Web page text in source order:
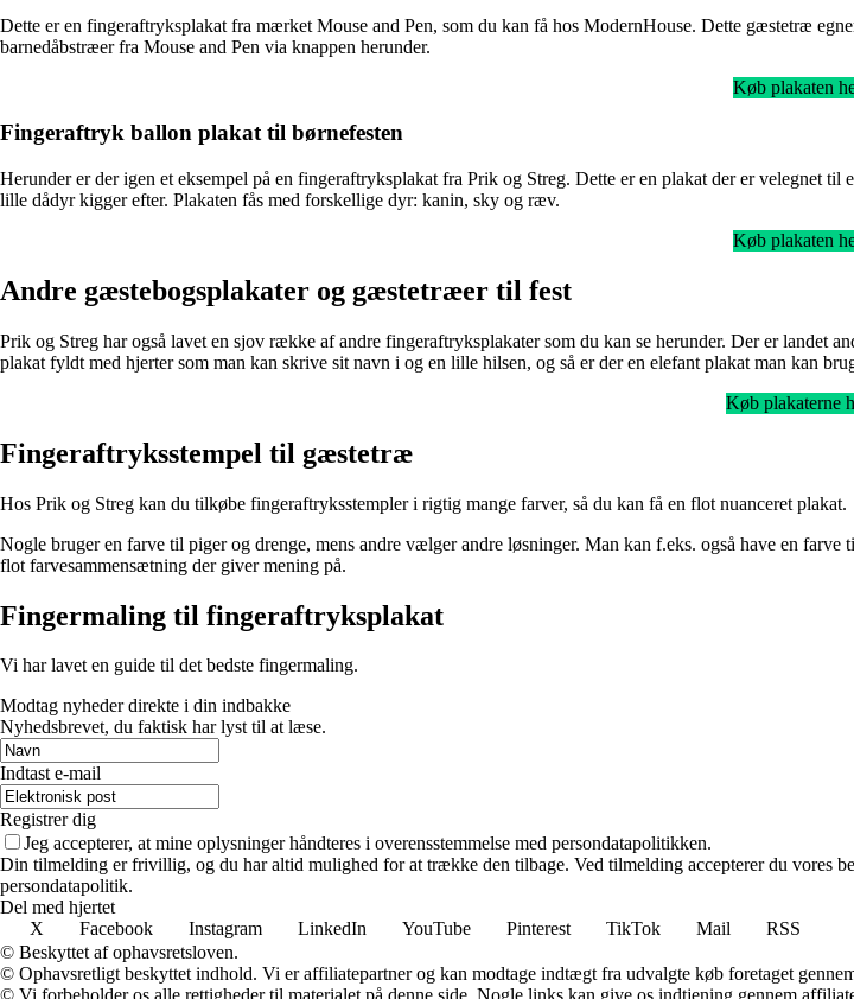
Dette er en fingeraftryksplakat fra mærket Mouse and Pen, som du kan få hos ModernHouse. Dette gæstetræ
barnedåbstræer fra Mouse and Pen via knappen herunder.
Køb plakaten
Fingeraftryk ballon plakat til børnefesten
Herunder er der igen et eksempel på en fingeraftryksplakat fra Prik og Streg. Dette er en plakat der er velegnet
lille dådyr kigger efter. Plakaten fås med forskellige dyr: kanin, sky og ræv.
Køb plakaten
Andre gæstebogsplakater og gæstetræer til fest
Prik og Streg har også lavet en sjov række af andre fingeraftryksplakater som du kan se herunder. Der er landet
plakat fyldt med hjerter som man kan skrive sit navn i og en lille hilsen, og så er der en elefant plakat man kan
Køb plakaterne
Fingeraftryksstempel til gæstetræ
Hos Prik og Streg kan du tilkøbe fingeraftryksstempler i rigtig mange farver, så du kan få en flot nuanceret plakat.
Nogle bruger en farve til piger og drenge, mens andre vælger andre løsninger. Man kan f.eks. også have en
flot farvesammensætning der giver mening på.
Fingermaling til fingeraftryksplakat
Vi har lavet en guide til det bedste fingermaling.
Modtag nyheder direkte i din indbakke
Nyhedsbrevet, du faktisk har lyst til at læse.
Indtast e-mail
Registrer dig
Jeg accepterer, at mine oplysninger håndteres i overensstemmelse med persondatapolitikken.
Din tilmelding er frivillig, og du har altid mulighed for at trække den tilbage. Ved tilmelding accepterer du vores
persondatapolitik.
Del med hjertet
X
Facebook Instagram LinkedIn YouTube Pinterest TikTok Mail
RSS
© Beskyttet af ophavsretsloven.
© Ophavsretligt beskyttet indhold. Vi er affiliatepartner og kan modtage indtægt fra udvalgte køb foretaget